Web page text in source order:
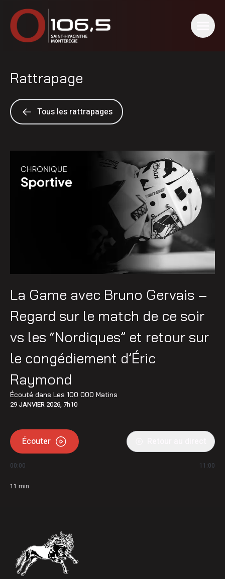
Rattrapage
Tous les rattrapages
La Game avec Bruno Gervais –
Regard sur le match de ce soir
vs les “Nordiques” et retour sur
le congédiement d’Éric
Raymond
Écouté dans Les 100 000 Matins
29 JANVIER 2026, 7h10
Écouter
00:00 11:00
11 min